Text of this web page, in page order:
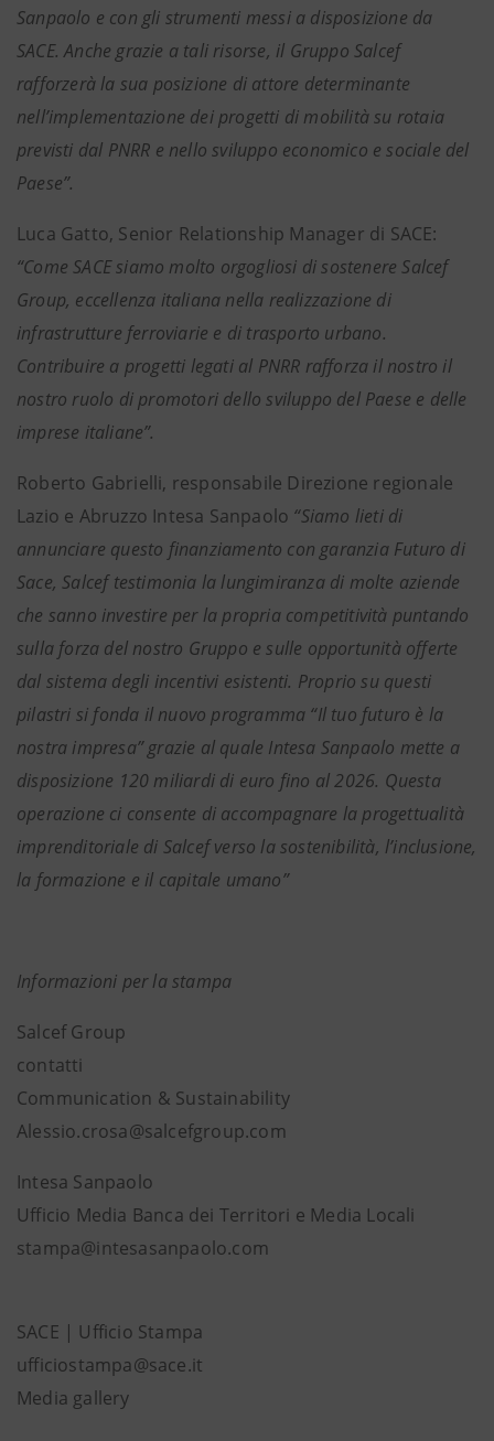
Sanpaolo e con gli strumenti messi a disposizione da
SACE. Anche grazie a tali risorse, il Gruppo Salcef
rafforzerà la sua posizione di attore determinante
nell’implementazione dei progetti di mobilità su rotaia
previsti dal PNRR e nello sviluppo economico e sociale del
Paese”.
Luca Gatto, Senior Relationship Manager di SACE:
“Come SACE siamo molto orgogliosi di sostenere Salcef
Group, eccellenza italiana nella realizzazione di
infrastrutture ferroviarie e di trasporto urbano.
Contribuire a progetti legati al PNRR rafforza il nostro il
nostro ruolo di promotori dello sviluppo del Paese e delle
imprese italiane”.
Roberto Gabrielli, responsabile Direzione regionale
Lazio e Abruzzo Intesa Sanpaolo “Siamo lieti di
annunciare questo finanziamento con garanzia Futuro di
Sace, Salcef testimonia la lungimiranza di molte aziende
che sanno investire per la propria competitività puntando
sulla forza del nostro Gruppo e sulle opportunità offerte
dal sistema degli incentivi esistenti. Proprio su questi
pilastri si fonda il nuovo programma “Il tuo futuro è la
nostra impresa” grazie al quale Intesa Sanpaolo mette a
disposizione 120 miliardi di euro fino al 2026. Questa
operazione ci consente di accompagnare la progettualità
imprenditoriale di Salcef verso la sostenibilità, l’inclusione,
la formazione e il capitale umano”
Informazioni per la stampa
Salcef Group
contatti
Communication & Sustainability
Alessio.crosa@salcefgroup.com
Intesa Sanpaolo
Ufficio Media Banca dei Territori e Media Locali
stampa@intesasanpaolo.com
SACE | Ufficio Stampa
ufficiostampa@sace.it
Media gallery